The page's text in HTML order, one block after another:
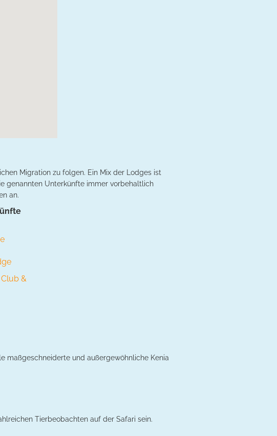
Migration zu folgen. Ein Mix der Lodges ist
genannten Unterkünfte immer vorbehaltlich
an.
&
maßgeschneiderte und außergewöhnliche Kenia
Tierbeobachten auf der Safari sein.